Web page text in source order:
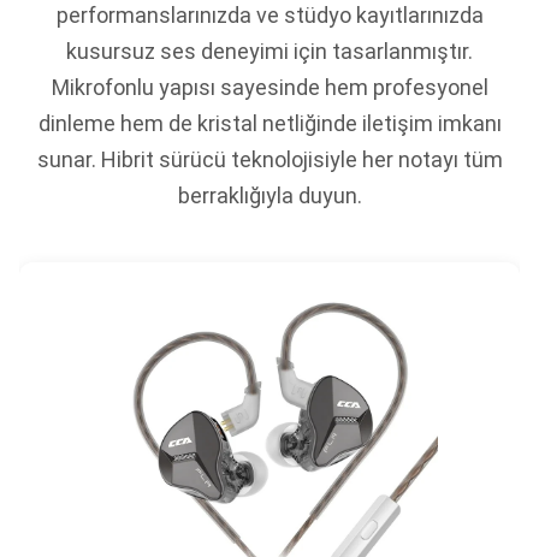
performanslarınızda ve stüdyo kayıtlarınızda
kusursuz ses deneyimi için tasarlanmıştır.
Mikrofonlu yapısı sayesinde hem profesyonel
dinleme hem de kristal netliğinde iletişim imkanı
sunar. Hibrit sürücü teknolojisiyle her notayı tüm
berraklığıyla duyun.